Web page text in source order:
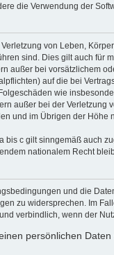
die Verwendung der
von Leben,
sind. Dies gilt auch für
außer bei vorsätzlichem
auf die bei
wie
außer bei der
und im Übrigen der
bis c gilt sinngemäß auch
nationalem Recht
und die
zu widersprechen. Im
verbindlich, wenn der
persönlichen